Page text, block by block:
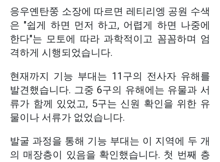
응우옌탄쭝 소장에 따르면 레티리엥 공원 수색
은 "쉽게 하면 먼저 하고, 어렵게 하면 나중에
한다"는 모토에 따라 과학적이고 꼼꼼하며 엄
격하게 시행되었습니다.
현재까지 기능 부대는 11구의 전사자 유해를
발견했습니다. 그중 6구의 유해에는 유물과 서
류가 함께 있었고, 5구는 신원 확인을 위한 유
물이나 서류가 없었습니다.
발굴 과정을 통해 기능 부대는 이 지역에 두 개
의 매장층이 있음을 확인했습니다. 첫 번째 층